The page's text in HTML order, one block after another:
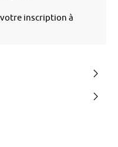
inscription à